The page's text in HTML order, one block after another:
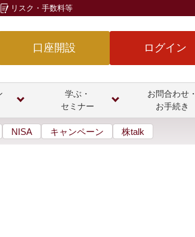
口座開設 ログイン
リスク・手数料等
学ぶ・
セミナー
お問合わせ・
お手続き
NISA キャンペーン 株talk